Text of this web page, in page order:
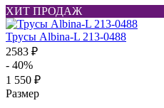
ХИТ ПРОДАЖ
Трусы Albina-L 213-0488
2583 ₽
- 40%
1 550 ₽
Размер